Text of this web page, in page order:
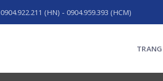
0904.922.211 (HN) - 0904.959.393 (HCM)